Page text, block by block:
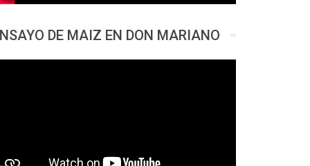
DE MAIZ EN DON MARIANO